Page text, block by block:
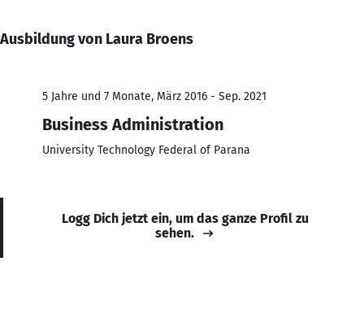
Ausbildung von Laura Broens
5 Jahre und 7 Monate, März 2016 - Sep. 2021
Business Administration
University Technology Federal of Parana
Logg Dich jetzt ein, um das ganze Profil zu
sehen.